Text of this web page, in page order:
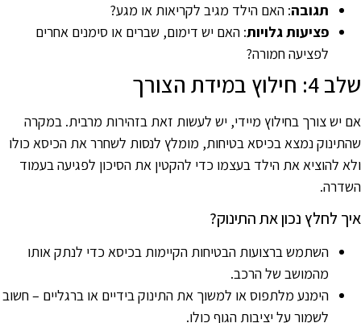
תגובה: האם הילד מגיב לקריאות או מגע?
פציעות גלויות: האם יש דימום, שברים או סימנים אחרים
לפציעה חמורה?
חילוץ במידת הצורך
יש צורך בחילוץ מיידי, יש לעשות זאת בזהירות מרבית. במקרה
נמצא בכיסא בטיחות, מומלץ לנסות לשחרר את הכיסא כולו
להוציא את הילד בעצמו כדי להקטין את הסיכון לפגיעה בעמוד
לחלץ נכון את התינוק?
השתמש ברצועות הבטיחות הקיימות בכיסא כדי לנתק אותו
מהמושב של הרכב.
הימנע מלתפוס או למשוך את התינוק בידיים או ברגליים – חשוב
לשמור על יציבות הגוף כולו.